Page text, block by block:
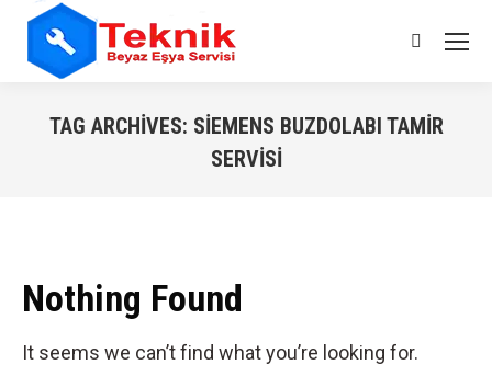
Search:
TAG ARCHIVES: SIEMENS BUZDOLABI TAMIR
SERVISI
Nothing Found
It seems we can’t find what you’re looking for.